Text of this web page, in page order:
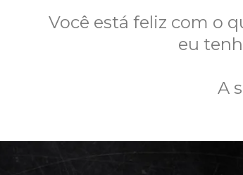
Você está feliz com o
eu
A